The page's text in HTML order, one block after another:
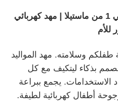
سرير أطفال ديلوكس 3 في 1 من ماستيلا | مهد كهربائي
للأم
طفلكم وسلامته. مهد المواليد
ديلوكس 3 في 1 مصمم بذكاء ليتكيف مع كل
الاستخدامات. يجمع ببراعة
أطفال كهربائية لطيفة.